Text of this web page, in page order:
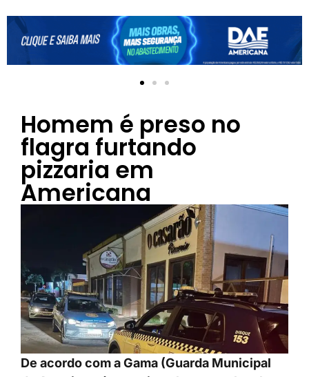
Homem é preso no
flagra furtando
pizzaria em
Americana
De acordo com a Gama (Guarda Municipal